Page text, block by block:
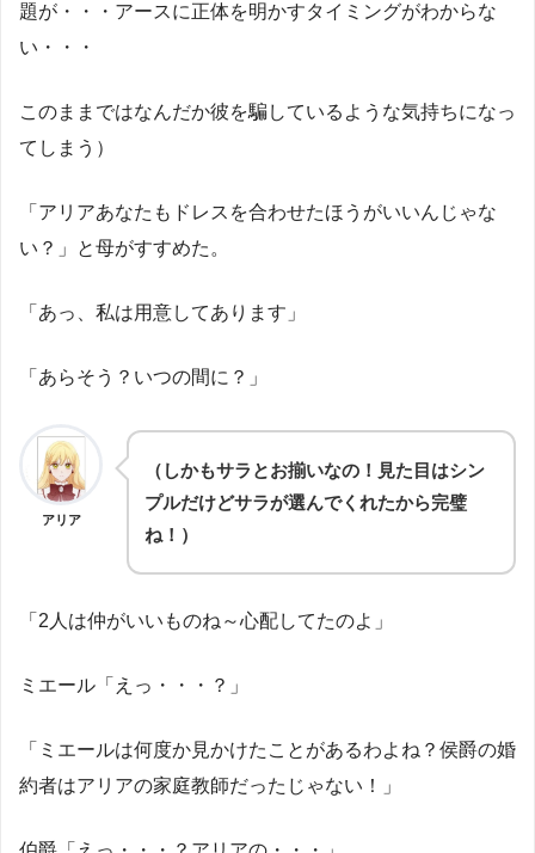
題が・・・アースに正体を明かすタイミングがわからな
い・・・
このままではなんだか彼を騙しているような気持ちになっ
てしまう）
「アリアあなたもドレスを合わせたほうがいいんじゃな
い？」と母がすすめた。
「あっ、私は用意してあります」
「あらそう？いつの間に？」
アリア
（しかもサラとお揃いなの！見た目はシン
プルだけどサラが選んでくれたから完璧
ね！）
「2人は仲がいいものね～心配してたのよ」
ミエール「えっ・・・？」
「ミエールは何度か見かけたことがあるわよね？侯爵の婚
約者はアリアの家庭教師だったじゃない！」